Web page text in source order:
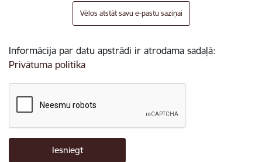
Vēlos atstāt savu e-pastu saziņai
Informācija par datu apstrādi ir atrodama sadaļā:
Privātuma politika